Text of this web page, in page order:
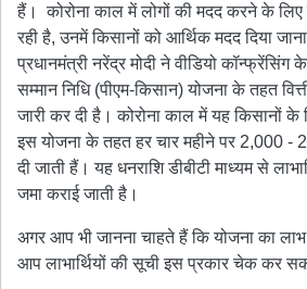
हैं। कोरोना काल में लोगों की मदद करने के
रही है, उनमें किसानों को आर्थिक मदद दिया
प्रधानमंत्री नरेंद्र मोदी ने वीडियो कॉन्फ्रेंसिंग
सम्मान निधि (पीएम-किसान) योजना के तहत
जारी कर दी है। कोरोना काल में यह किसानों के
इस योजना के तहत हर चार महीने पर 2,000 -
दी जाती हैं। यह धनराशि डीबीटी माध्यम से
जमा कराई जाती है।
अगर आप भी जानना चाहते हैं कि योजना का
आप लाभार्थियों की सूची इस प्रकार चेक कर